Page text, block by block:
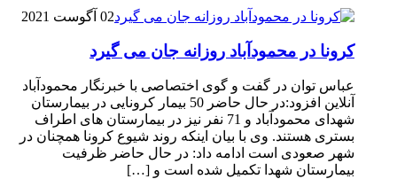
02 آگوست 2021
کرونا در محمودآباد روزانه جان می گیرد
عباس توان در گفت و گوی اختصاصی با خبرنگار محمودآباد
آنلاین افزود:در حال حاضر 50 بیمار کرونایی در بیمارستان
شهدای محمودآباد و 71 نفر نیز در بیمارستان های اطراف
بستری هستند. وی با بیان اینکه روند شیوع کرونا همچنان در
شهر صعودی است ادامه داد: در حال حاضر ظرفیت
بیمارستان شهدا تکمیل شده است و […]